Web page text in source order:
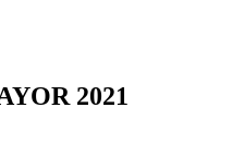
2021